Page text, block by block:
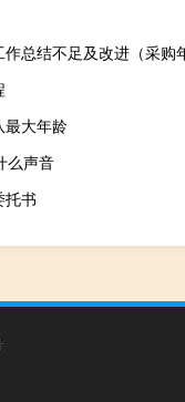
总结不足及改进（采购
最大年龄
么声音
托书